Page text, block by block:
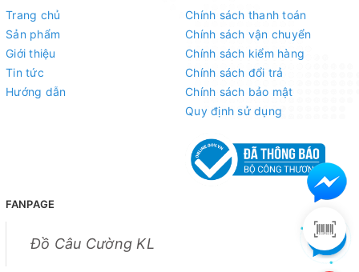
kl"
- Zalo OA:
https://zalo.me/4190676579548541614
Địa chỉ cửa hàng : Số 10 Đông Tác, Kim Liên, Đống Đa,
Hà Nội
Xem bản đồ chỉ dẫn đường đi
Chuyên sỉ lẻ toàn quốc - Giao hàng toàn quốc - Nhận
ship COD ( nhận hàng thanh toán )
HỆ THỐNG TÀI KHOẢN NGÂN HÀNG
1. Ngân hàng Kỹ thương TECHCOMBANK -
CN Hoàng
Hoa Thám - Hà Nội
Trang chủ
Sản phẩm
Giới thiệu
Tin tức
Hướng dẫn
Chính sách thanh toán
Chính sách vận chuyển
Chính sách kiểm hàng
Chính sách đổi trả
Chính sách bảo mật
Quy định sử dụng
FANPAGE
Đồ Câu Cường KL